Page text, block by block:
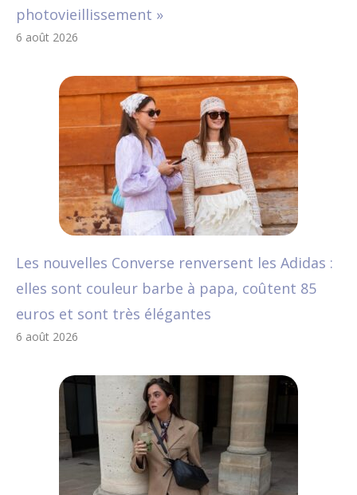
photovieillissement »
6 août 2026
Les nouvelles Converse renversent les Adidas :
elles sont couleur barbe à papa, coûtent 85
euros et sont très élégantes
6 août 2026